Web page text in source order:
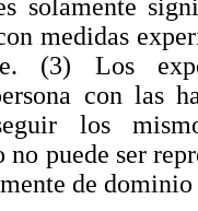
solamente
medidas
(3) Los
con las
los
no puede ser
de